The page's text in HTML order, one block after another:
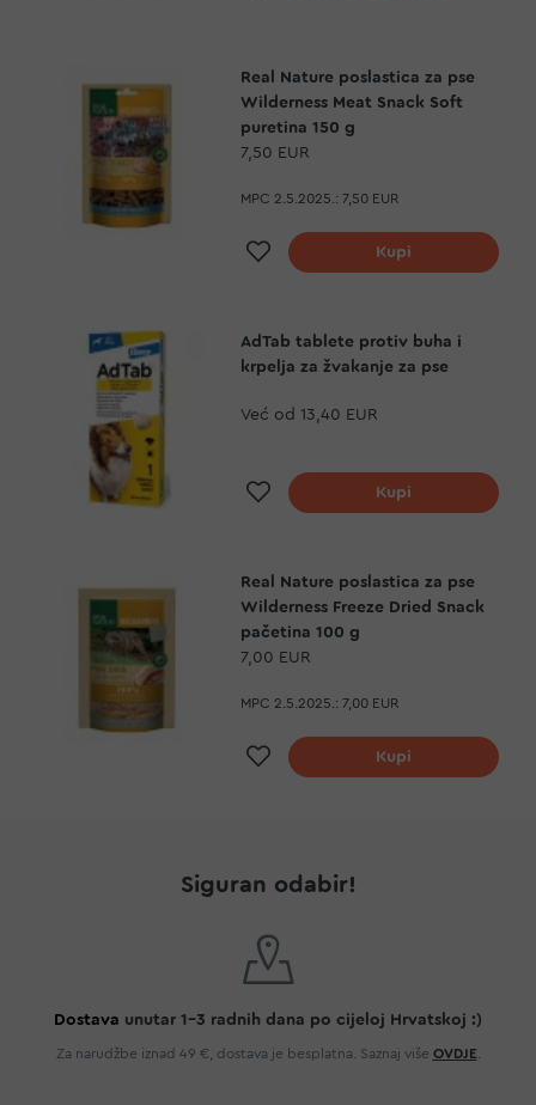
Real Nature poslastica za pse
Wilderness Meat Snack Soft
puretina 150 g
7,50 EUR
MPC 2.5.2025.: 7,50 EUR
Dodaj na listu želja
Kupi
AdTab tablete protiv buha i
krpelja za žvakanje za pse
Već od 13,40 EUR
Dodaj na listu želja
Kupi
Real Nature poslastica za pse
Wilderness Freeze Dried Snack
pačetina 100 g
7,00 EUR
MPC 2.5.2025.: 7,00 EUR
Dodaj na listu želja
Kupi
Siguran odabir!
Dostava unutar 1-3 radnih dana po cijeloj Hrvatskoj :)
Za narudžbe iznad 49 €, dostava je besplatna. Saznaj više OVDJE